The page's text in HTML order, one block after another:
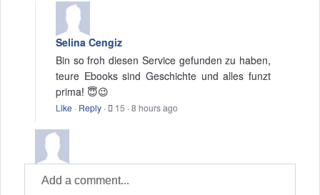
Selina Cengiz
Bin so froh diesen Service gefunden zu haben,
teure Ebooks sind Geschichte und alles funzt
prima! 😇😉
Like · Reply · 15 ·8 hours ago